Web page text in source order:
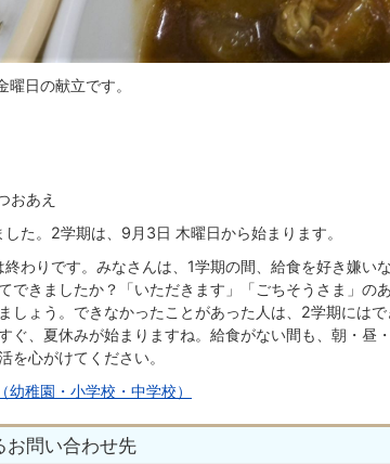
日の献立です。
おあえ
た。2学期は、9月3日 木曜日から始まります。
わりです。みなさんは、1学期の間、給食を好き嫌い
できましたか？「いただきます」「ごちそうさま」の
しょう。できなかったことがあった人は、2学期には
ぐ、夏休みが始まりますね。給食がない間も、朝・昼
を心がけてください。
稚園・小学校・中学校）
お問い合わせ先